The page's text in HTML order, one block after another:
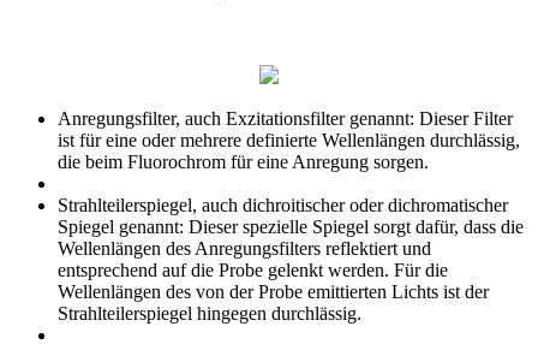
Anregungsfilter, auch Exzitationsfilter genannt: Dieser Filter
ist für eine oder mehrere definierte Wellenlängen durchlässig,
die beim Fluorochrom für eine Anregung sorgen.
Strahlteilerspiegel, auch dichroitischer oder dichromatischer
Spiegel genannt: Dieser spezielle Spiegel sorgt dafür, dass die
Wellenlängen des Anregungsfilters reflektiert und
entsprechend auf die Probe gelenkt werden. Für die
Wellenlängen des von der Probe emittierten Lichts ist der
Strahlteilerspiegel hingegen durchlässig.